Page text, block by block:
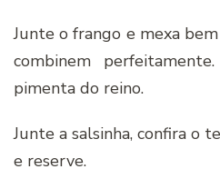
Junte o frango e mexa
combinem
pimenta do reino.
Junte a salsinha, confira o
e reserve.